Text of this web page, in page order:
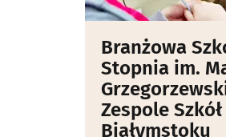
Branżowa
Stopnia im.
Zespole
Białymstoku